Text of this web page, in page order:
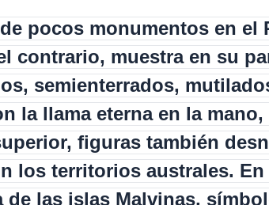
pocos monumentos en el
contrario, muestra en su
semienterrados,
la llama eterna en la
figuras también
los territorios australes.
de las islas Malvinas,